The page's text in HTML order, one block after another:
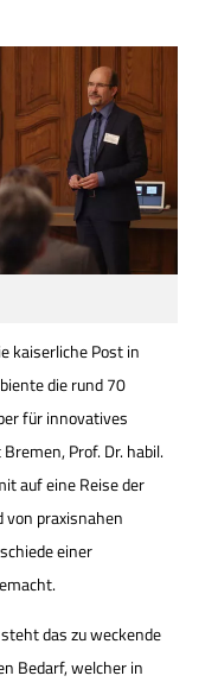
kaiserliche Post in
die rund 70
für innovatives
Prof. Dr. habil.
auf eine Reise der
praxisnahen
einer
das zu weckende
Bedarf, welcher in